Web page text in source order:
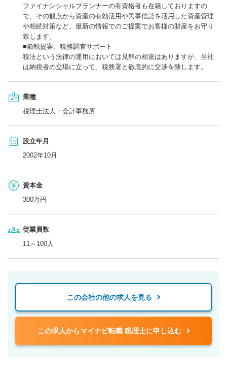
ファイナンシャルプランナーの有資格者も在籍しておりますの
で、その観点から資産の有効活用や民事信託を活用した資産管理
や相続対策など、最新の情報でのご提案でお客様の財産をお守り
致します。
■節税提案、税務調査サポート
税法という法律の運用においては見解の相違はありますが、当社
は納税者の立場に立って、税務署と徹底的に交渉を致します。
業種
税理士法人・会計事務所
設立年月
2002年10月
資本金
300万円
従業員数
11～100人
この会社の他の求人を見る
この求人からマイナビ転職 税理士に申し込む